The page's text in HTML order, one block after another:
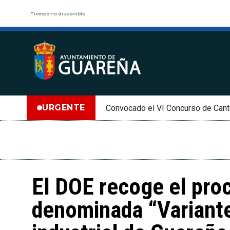
Tiempo no disponible
URGENTE Convocado el VI Concurso de
El DOE recoge el
denominada